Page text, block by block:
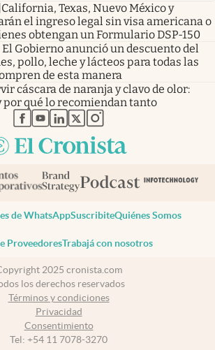
Texas, Nuevo México y
el ingreso legal sin visa americana o
obtengan un Formulario DSP-150
Gobierno anunció un descuento del
pollo, leche y lácteos para todas las
de esta manera
cáscara de naranja y clavo de olor:
por qué lo recomiendan tanto
abre en nueva pestaña
abre en nueva pestaña
abre en nueva pestaña
abre en nueva pestaña
abre en nueva pestaña
de WhatsAppSuscribiteQuiénes Somos
ProveedoresTrabajá con nosotros
2025 cronista.com
los derechos reservados
Términos y condiciones
Privacidad
Consentimiento
Tel: +54 11 7078-3270